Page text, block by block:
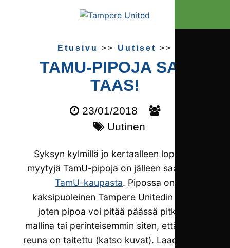
Etusivu >> Uutiset >>
TAMU-PIPOJA SAA
TAAS!
23/01/2018
Uutinen
Syksyn kylmillä jo kertaalleen loppuun
myytyjä TamU-pipoja on jälleen saatavilla
TamU-kaupasta. Pipossa on
kaksipuoleinen Tampere Unitedin logo,
joten pipoa voi pitää päässä pitkänä
mallina tai perinteisemmin siten, että pipon
reuna on taitettu (katso kuvat). Laadukkaat